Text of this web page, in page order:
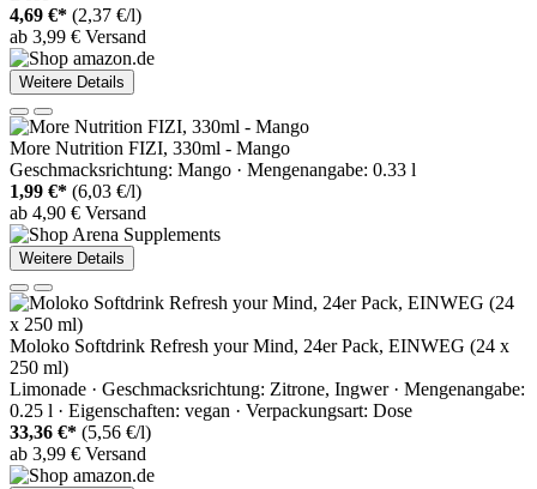
4,69 €* (2,37 €/l)
ab 3,99 € Versand
Weitere Details
More Nutrition FIZI, 330ml - Mango
Geschmacksrichtung: Mango · Mengenangabe: 0.33 l
1,99 €* (6,03 €/l)
ab 4,90 € Versand
Weitere Details
Moloko Softdrink Refresh your Mind, 24er Pack, EINWEG (24 x
250 ml)
Limonade · Geschmacksrichtung: Zitrone, Ingwer · Mengenangabe:
0.25 l · Eigenschaften: vegan · Verpackungsart: Dose
33,36 €* (5,56 €/l)
ab 3,99 € Versand